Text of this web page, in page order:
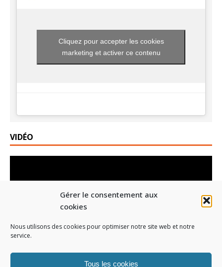
Gérer le consentement aux
cookies
Nous utilisons des cookies pour optimiser notre site web et notre
service.
Tous les cookies
Cliquez pour accepter les cookies
marketing et activer ce contenu
VIDÉO